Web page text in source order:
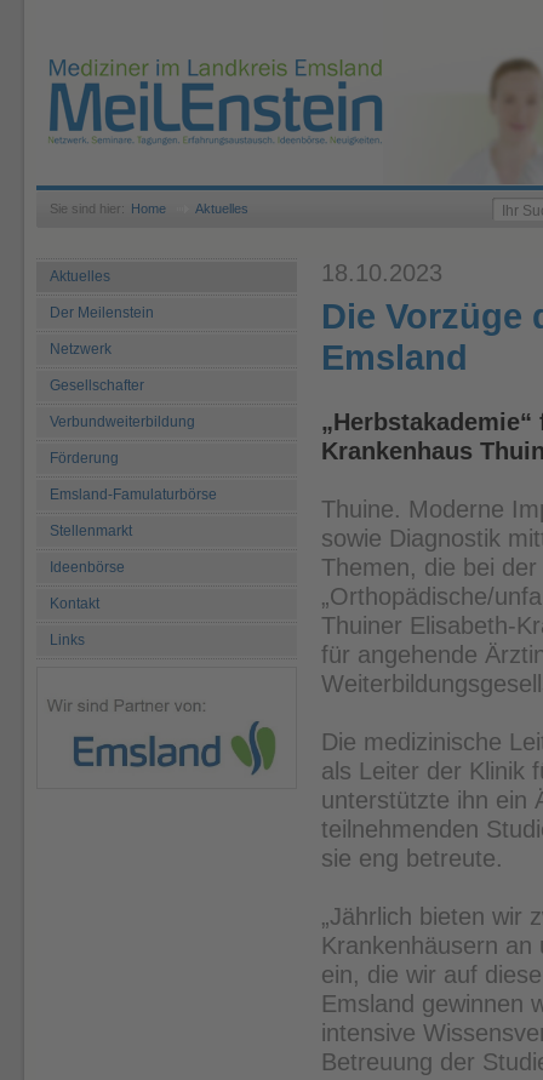
Sie sind hier: Home Aktuelles
Aktuelles
Der Meilenstein
Netzwerk
Gesellschafter
Verbundweiterbildung
Förderung
Emsland-Famulaturbörse
Stellenmarkt
Ideenbörse
Kontakt
Links
18.10.2023
Die Vorzüge
Emsland
Krankenhaus
Thuine. Moderne
sowie Diagnostik
Themen, die bei
„Orthopädische/
Thuiner Elisabeth-
für angehende
Die medizinische
als Leiter der Klinik
unterstützte ihn ein
teilnehmenden
sie eng betreute.
„Jährlich bieten wir
Krankenhäusern
ein, die wir auf
Emsland gewinnen
intensive
Betreuung der